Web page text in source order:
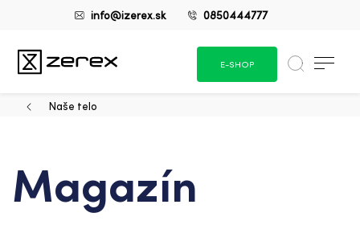
info@izerex.sk 0850444777
E-SHOP
Naše telo
Magazín